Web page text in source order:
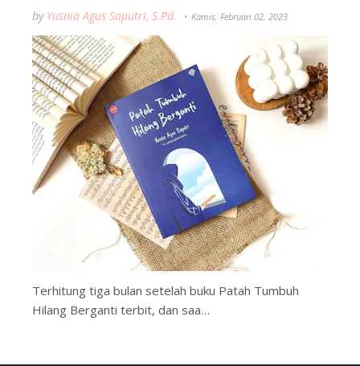
by Yusnia Agus Saputri, S.Pd. Kamis, Februari 02, 2023
Terhitung tiga bulan setelah buku Patah Tumbuh
Hilang Berganti terbit, dan saa…